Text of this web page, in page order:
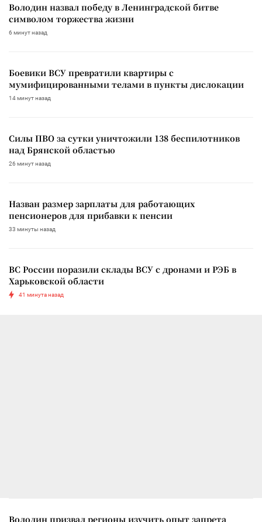
Володин назвал победу в Ленинградской битве
символом торжества жизни
6 минут назад
Боевики ВСУ превратили квартиры с
мумифицированными телами в пункты дислокации
14 минут назад
Силы ПВО за сутки уничтожили 138 беспилотников
над Брянской областью
26 минут назад
Назван размер зарплаты для работающих
пенсионеров для прибавки к пенсии
33 минуты назад
ВС России поразили склады ВСУ с дронами и РЭБ в
Харьковской области
41 минута назад
Володин призвал регионы изучить опыт запрета